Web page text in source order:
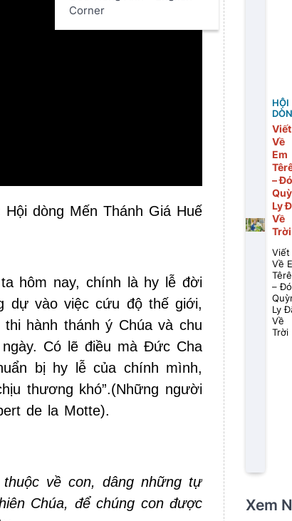
Corner
dòng Mến Thánh Giá Huế
hôm nay, chính là hy lễ đời
dự vào việc cứu độ thế giới,
hành thánh ý Chúa và chu
Có lẽ điều mà Đức Cha
bị hy lễ của chính mình,
thương khó”.(Những người
de la Motte).
về con, dâng những tự
Chúa, để chúng con được
HỘI
Viết
Về
Em
–
Ly
Về
Trời
Viết
Về
–
Ly
Về
Trời
Xem